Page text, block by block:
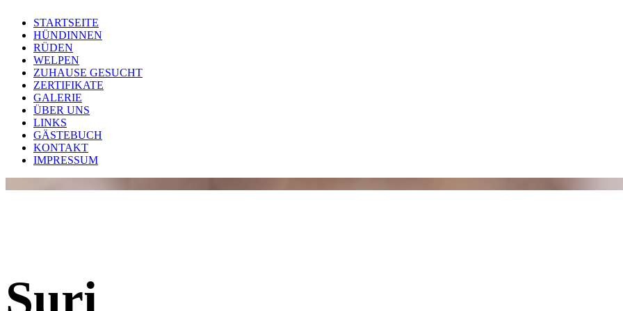
STARTSEITE
HÜNDINNEN
RÜDEN
WELPEN
ZUHAUSE GESUCHT
ZERTIFIKATE
GALERIE
ÜBER UNS
LINKS
GÄSTEBUCH
KONTAKT
IMPRESSUM
Suri